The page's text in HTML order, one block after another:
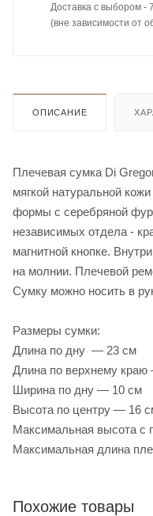
Доставка с выбором -
(вне зависимости от
ОПИСАНИЕ
Плечевая сумка Di
мягкой натуральной
формы с серебряной
независимых отдела -
магнитной кнопке.
на молнии. Плечевой
Сумку можно носить в
Размеры сумки:
Длина по дну — 23 см
Длина по верхнему
Ширина по дну — 10 см
Высота по центру — 16
Максимальная высота
Максимальная длина
Похожие товары